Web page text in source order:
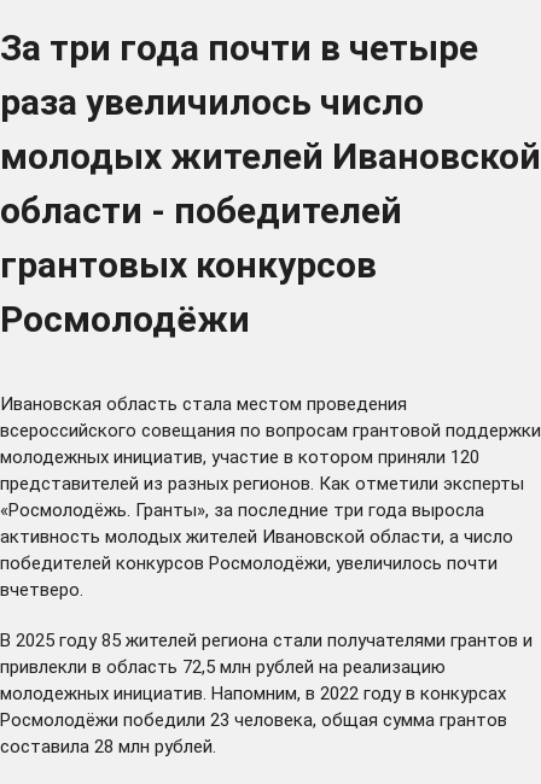
За три года почти в четыре
раза увеличилось число
молодых жителей Ивановской
области - победителей
грантовых конкурсов
Росмолодёжи
Ивановская область стала местом проведения
всероссийского совещания по вопросам грантовой поддержки
молодежных инициатив, участие в котором приняли 120
представителей из разных регионов. Как отметили эксперты
«Росмолодёжь. Гранты», за последние три года выросла
активность молодых жителей Ивановской области, а число
победителей конкурсов Росмолодёжи, увеличилось почти
вчетверо.
В 2025 году 85 жителей региона стали получателями грантов и
привлекли в область 72,5 млн рублей на реализацию
молодежных инициатив. Напомним, в 2022 году в конкурсах
Росмолодёжи победили 23 человека, общая сумма грантов
составила 28 млн рублей.